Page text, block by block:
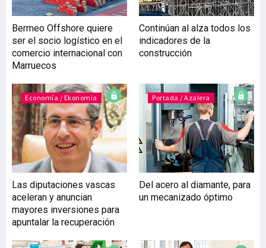
sostenibilidad y la imagen.
La Red prevé en estos
cuatro años expandirse en
un millón de metros
cuadrados, construir cinco
más de 126 millones de
euros para facilitar la
atracción de proyectos
empresariales de alto
valor.Crecer
ordenadamente, a través
del fortalecimiento de
unos ecosistemas más
sostenibles y eficientes;
contribuir activamente al
Euskadi –y de las empresas
Bermeo Offshore quiere
ser el socio logístico en el
comercio internacional con
Marruecos
Continúan al alza todos los
indicadores de la
construcción
Economía / Ekonomia
Las diputaciones vascas
aceleran y anuncian
mayores inversiones para
apuntalar la recuperación
Portada / Azalera
Del acero al diamante, para
un mecanizado óptimo